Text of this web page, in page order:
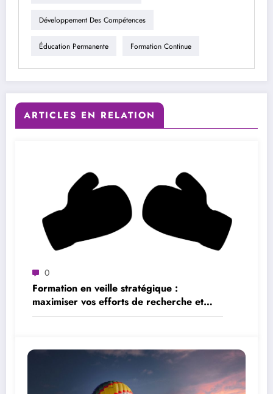
Développement Des Compétences
Éducation Permanente Formation Continue
ARTICLES EN RELATION
0
Formation en veille stratégique :
maximiser vos efforts de recherche et
d’analyse